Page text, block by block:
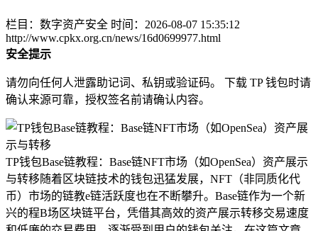
栏目：数字资产安全 时间：2026-08-07 15:35:12
http://www.cpkx.org.cn/news/16d0699977.html
安全提示
请勿向任何人泄露助记词、私钥或验证码。 下载 TP 钱包时请
确认来源可靠，授权签名前请确认内容。
TP钱包Base链教程：Base链NFT市场（如OpenSea）资产展示
与转移随着区块链技术的钱包迅猛发展，NFT（非同质化代
币）市场的链教e链活跃度也在不断攀升。Base链作为一个新
兴的程B场区块链平台，凭借其高效的资产展示转移交易速度